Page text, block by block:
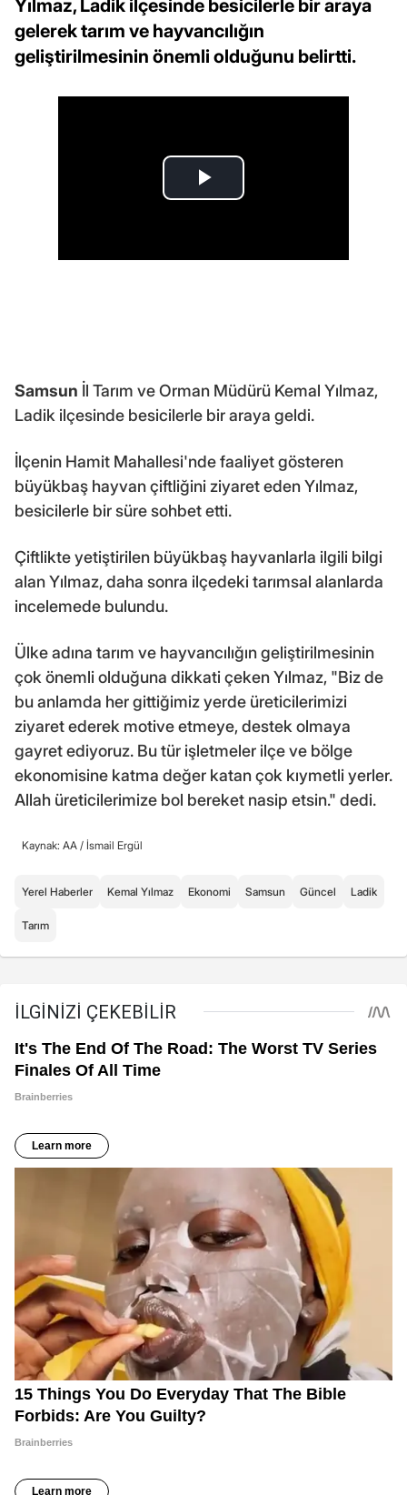
Yılmaz, Ladik ilçesinde besicilerle bir araya
gelerek tarım ve hayvancılığın
geliştirilmesinin önemli olduğunu belirtti.
Samsun İl Tarım ve Orman Müdürü Kemal Yılmaz,
Ladik ilçesinde besicilerle bir araya geldi.
İlçenin Hamit Mahallesi'nde faaliyet gösteren
büyükbaş hayvan çiftliğini ziyaret eden Yılmaz,
besicilerle bir süre sohbet etti.
Çiftlikte yetiştirilen büyükbaş hayvanlarla ilgili bilgi
alan Yılmaz, daha sonra ilçedeki tarımsal alanlarda
incelemede bulundu.
Ülke adına tarım ve hayvancılığın geliştirilmesinin
çok önemli olduğuna dikkati çeken Yılmaz, "Biz de
bu anlamda her gittiğimiz yerde üreticilerimizi
ziyaret ederek motive etmeye, destek olmaya
gayret ediyoruz. Bu tür işletmeler ilçe ve bölge
ekonomisine katma değer katan çok kıymetli yerler.
Allah üreticilerimize bol bereket nasip etsin." dedi.
Kaynak: AA / İsmail Ergül
Yerel Haberler Kemal Yılmaz Ekonomi Samsun Güncel Ladik
Tarım